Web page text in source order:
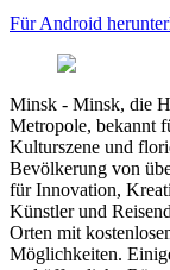
Für Android
Minsk - Minsk, die
Metropole, bekannt
Kulturszene und
Bevölkerung von
für Innovation,
Künstler und
Orten mit
Möglichkeiten.